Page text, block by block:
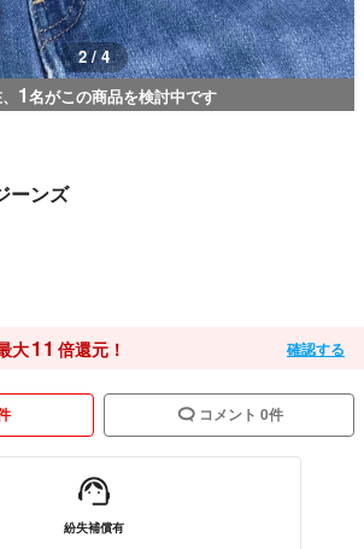
2 / 4
1名がこの商品を検討中です
ーンズ
大11 倍還元！ 確認する
コメント 0件
紛失補償有